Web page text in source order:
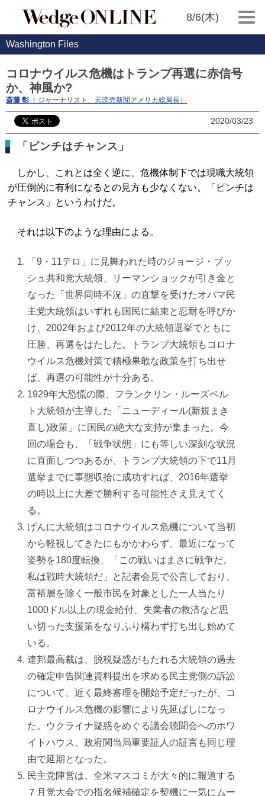
8/6(木)
Washington Files
コロナウイルス危機はトランプ再選に赤信号
か、神風か?
斎藤 彰 （ ジャーナリスト、元読売新聞アメリカ総局長）
2020/03/23
「ピンチはチャンス」
しかし、これとは全く逆に、危機体制下では現職大統領
が圧倒的に有利になるとの見方も少なくない。「ピンチは
チャンス」というわけだ。
それは以下のような理由による。
「9・11テロ」に見舞われた時のジョージ・ブッ
シュ共和党大統領、リーマンショックが引き金と
なった「世界同時不況」の直撃を受けたオバマ民
主党大統領はいずれも国民に結束と忍耐を呼びか
け、2002年および2012年の大統領選挙でともに
圧勝、再選をはたした。トランプ大統領もコロナ
ウイルス危機対策で積極果敢な政策を打ち出せ
ば、再選の可能性が十分ある。
1929年大恐慌の際、フランクリン・ルーズベル
ト大統領が主導した「ニューディール(新規まき
直し)政策」に国民の絶大な支持が集まった。今
回の場合も、「戦争状態」にも等しい深刻な状況
に直面しつつあるが、トランプ大統領の下で11月
選挙までに事態収拾に成功すれば、2016年選挙
の時以上に大差で勝利する可能性さえ見えてく
る。
げんに大統領はコロナウイルス危機について当初
から軽視してきたにもかかわらず、最近になって
姿勢を180度転換、「この戦いはまさに戦争だ。
私は戦時大統領だ」と記者会見で公言しており、
富裕層を除く一般市民を対象とした一人当たり
1000ドル以上の現金給付、失業者の救済など思
い切った支援策をなりふり構わず打ち出し始めて
いる。
連邦最高裁は、脱税疑惑がもたれる大統領の過去
の確定申告関連資料提出を求める民主党側の訴訟
について、近く最終審理を開始予定だったが、コ
ロナウイルス危機の影響により先延ばしになっ
た。ウクライナ疑惑をめぐる議会聴聞会へのホワ
イトハウス、政府関当局重要証人の証言も同じ理
由で延期となった。
民主党陣営は、全米マスコミが大々的に報道する
７月党大会での指名候補確定を契機に一気にムー